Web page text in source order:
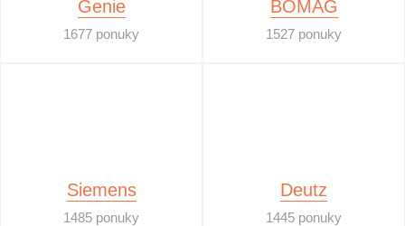
Genie
1677 ponuky
BOMAG
1527 ponuky
Siemens
1485 ponuky
Deutz
1445 ponuky